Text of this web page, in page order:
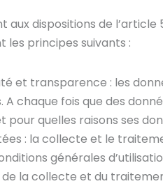
aux dispositions de
les principes suivants :
et transparence : les
A chaque fois que des
pour quelles raisons ses
: la collecte et le
générales
la collecte et du